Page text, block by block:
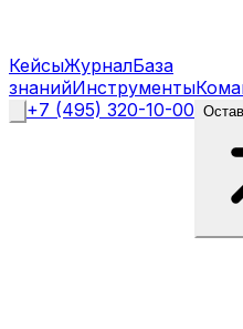
КейсыЖурналБаза
знанийИнструменты
+7 (495) 320-10-00